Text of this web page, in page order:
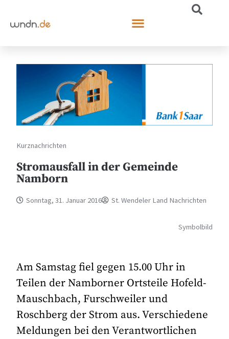
Kurznachrichten
Stromausfall in der Gemeinde
Namborn
Sonntag, 31. Januar 2016 St. Wendeler Land Nachrichten
Symbolbild
Am Samstag fiel gegen 15.00 Uhr in
Teilen der Namborner Ortsteile Hofeld-
Mauschbach, Furschweiler und
Roschberg der Strom aus. Verschiedene
Meldungen bei den Verantwortlichen